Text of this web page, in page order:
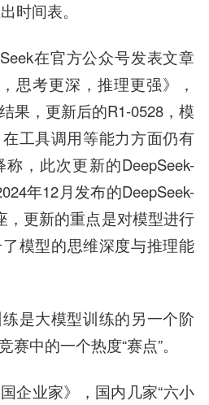
时间表。
在官方公众号发表文章
，思考更深，推理更强》，
果，更新后的R1-0528，模
工具调用等能力方面仍有
，此次更新的DeepSeek-
年12月发布的DeepSeek-
更新的重点是对模型进行
模型的思维深度与推理能
是大模型训练的另一个阶
中的一个热度“赛点”。
企业家》，国内几家“六小